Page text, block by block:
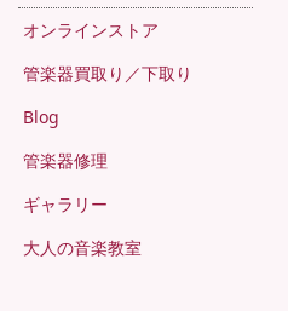
オンラインストア
管楽器買取り／下取り
Blog
管楽器修理
ギャラリー
大人の音楽教室